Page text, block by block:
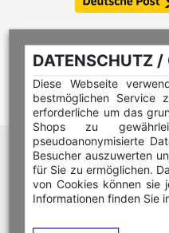
DATENSCHUTZ /
Diese Webseite
bestmöglichen Service
erforderliche um das
Shops zu
pseudoanonymisierte
Besucher auszuwerten
für Sie zu ermöglichen.
von Cookies können sie
Informationen finden Sie
Hilfe
Hilfe